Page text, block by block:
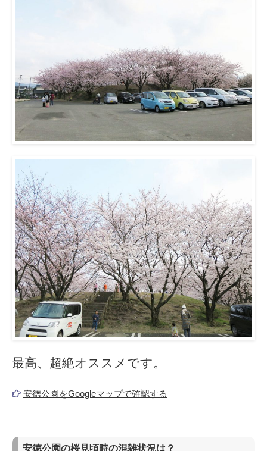
最高、超絶オススメです。
安徳公園をGoogleマップで確認する
安徳公園の桜見頃時の混雑状況は？